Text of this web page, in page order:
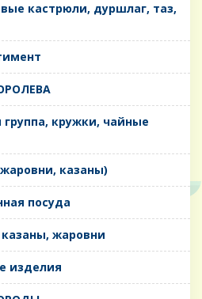
кастрюли, дуршлаг, таз,
кружки, чайные
казаны)
посуда
жаровни
изделия